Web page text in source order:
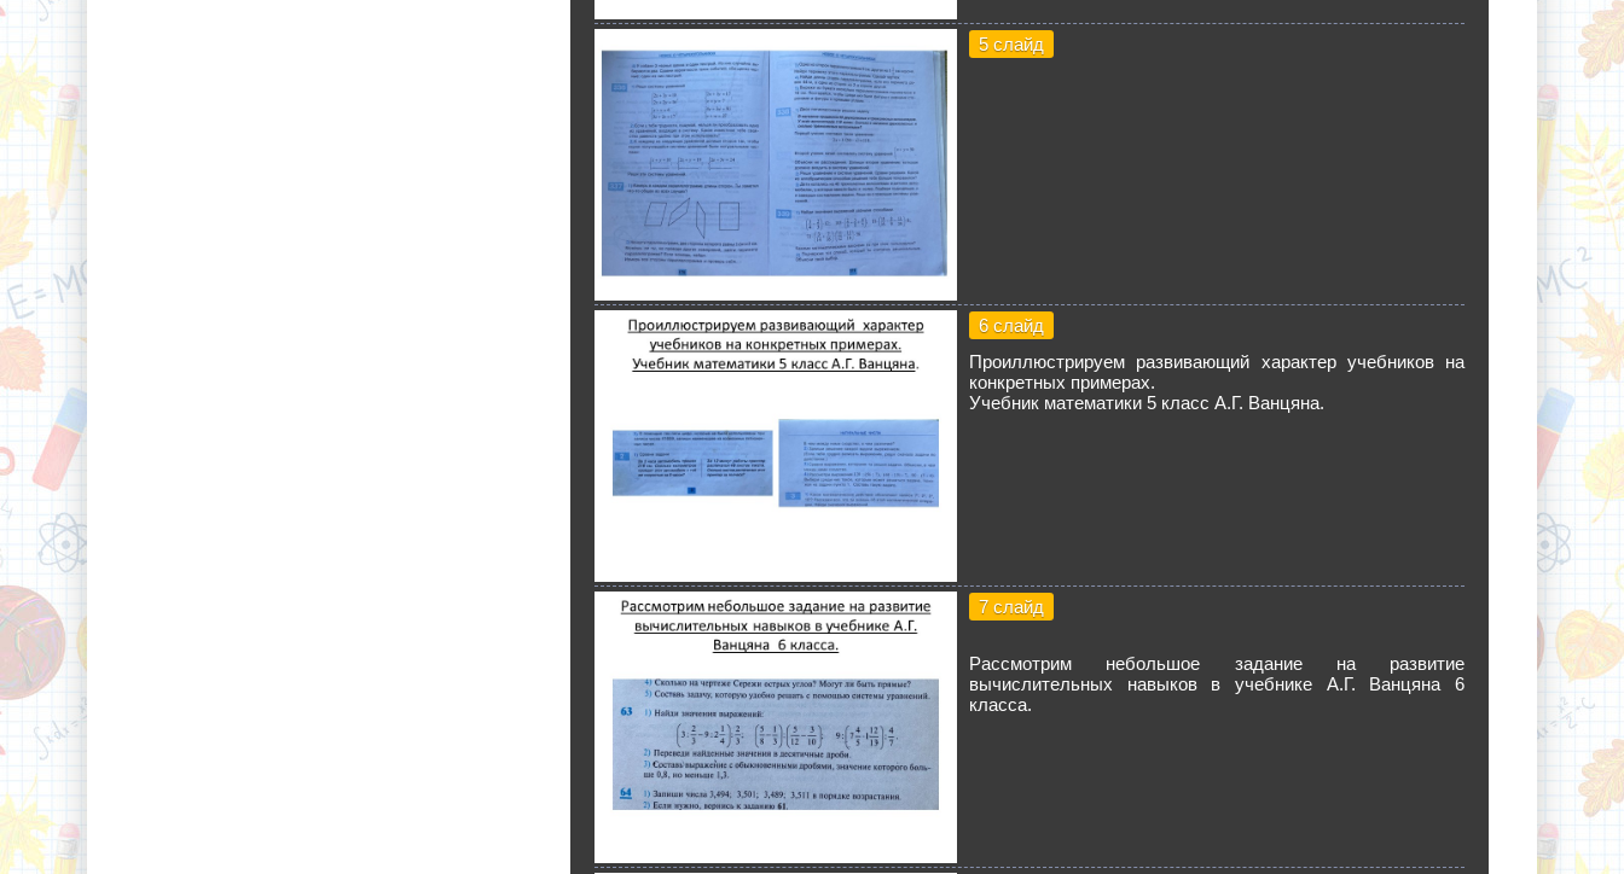
5 слайд
6 слайд
Проиллюстрируем развивающий характер учебников на
конкретных примерах.
Учебник математики 5 класс А.Г. Ванцяна.
7 слайд
Рассмотрим небольшое задание на развитие
вычислительных навыков в учебнике А.Г. Ванцяна 6
класса.